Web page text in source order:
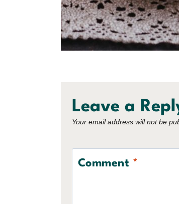
Leave a
Your email address will not be
Comment *